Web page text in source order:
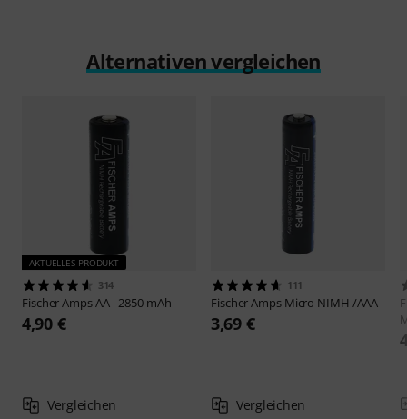
Alternativen vergleichen
AKTUELLES PRODUKT
314
Fischer AmpsAA - 2850 mAh
4,90 €
Vergleichen
111
Fischer Amps Micro NIMH /AAA
3,69 €
Vergleichen